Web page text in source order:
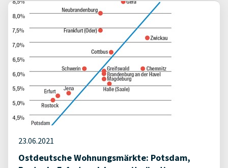
23.06.2021
Ostdeutsche Wohnungsmärkte: Potsdam,